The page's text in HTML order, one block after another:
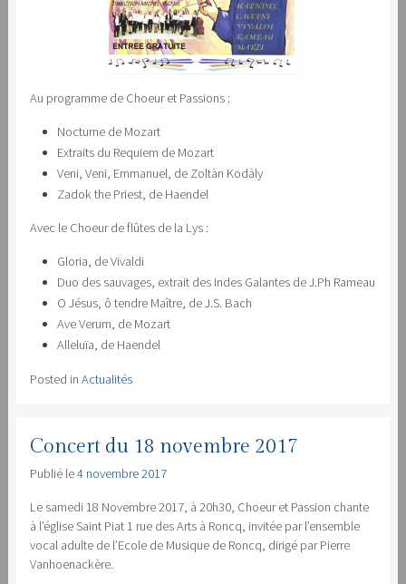
Au programme de Choeur et Passions :
Nocturne de Mozart
Extraits du Requiem de Mozart
Veni, Veni, Emmanuel, de Zoltàn Kodàly
Zadok the Priest, de Haendel
Avec le Choeur de flûtes de la Lys :
Gloria, de Vivaldi
Duo des sauvages, extrait des Indes Galantes de J.Ph Rameau
O Jésus, ô tendre Maître, de J.S. Bach
Ave Verum, de Mozart
Alleluïa, de Haendel
Posted in Actualités
Concert du 18 novembre 2017
Publié le4 novembre 2017
Le samedi 18 Novembre 2017, à 20h30, Choeur et Passion chante
à l’église Saint Piat 1 rue des Arts à Roncq, invitée par l’ensemble
vocal adulte de l’Ecole de Musique de Roncq, dirigé par Pierre
Vanhoenackère.